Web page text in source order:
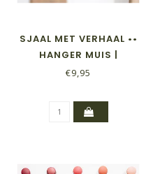
SJAAL MET VERHAAL ••
HANGER MUIS |
BEACHGIRL
€9,95